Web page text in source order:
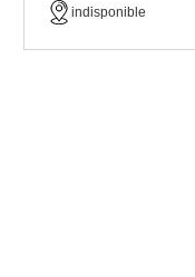
indisponible